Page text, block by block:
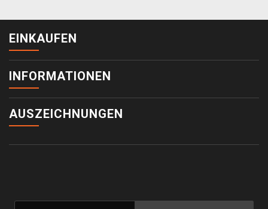
EINKAUFEN
INFORMATIONEN
AUSZEICHNUNGEN